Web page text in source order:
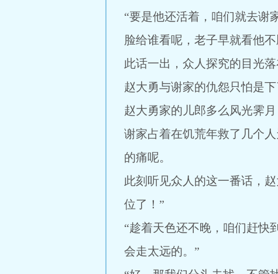
“要是他还活着，咱们就去谢
脸给谁看呢，老子早就看他
此话一出，众人探究的目光落
赵大勇与谢家的仇怨只怕是
赵大勇家的儿郎多么风光霁
谢家占着在饥荒年救了几个
的痛呢。
此刻听见众人的这一番话，
位了！”
“趁着天色还不晚，咱们赶快
会走太远的。”